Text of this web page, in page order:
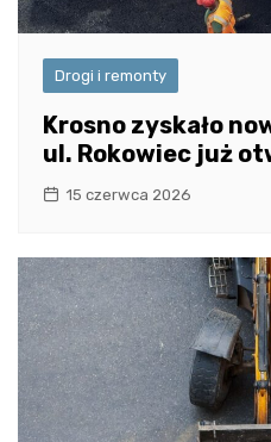
Drogi i remonty
Krosno zyskało
ul. Rokowiec już
15 czerwca 2026